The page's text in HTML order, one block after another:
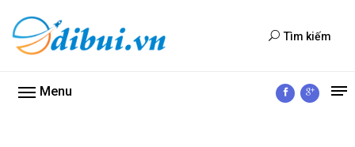
Tìm kiếm
Menu